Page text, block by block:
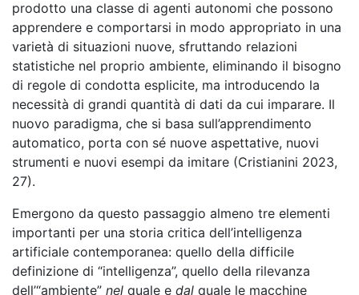
prodotto una classe di agenti autonomi che possono
apprendere e comportarsi in modo appropriato in una
varietà di situazioni nuove, sfruttando relazioni
statistiche nel proprio ambiente, eliminando il bisogno
di regole di condotta esplicite, ma introducendo la
necessità di grandi quantità di dati da cui imparare. Il
nuovo paradigma, che si basa sull’apprendimento
automatico, porta con sé nuove aspettative, nuovi
strumenti e nuovi esempi da imitare (Cristianini 2023,
27).
Emergono da questo passaggio almeno tre elementi
importanti per una storia critica dell’intelligenza
artificiale contemporanea: quello della difficile
definizione di “intelligenza”, quello della rilevanza
dell’“ambiente” nel quale e dal quale le macchine